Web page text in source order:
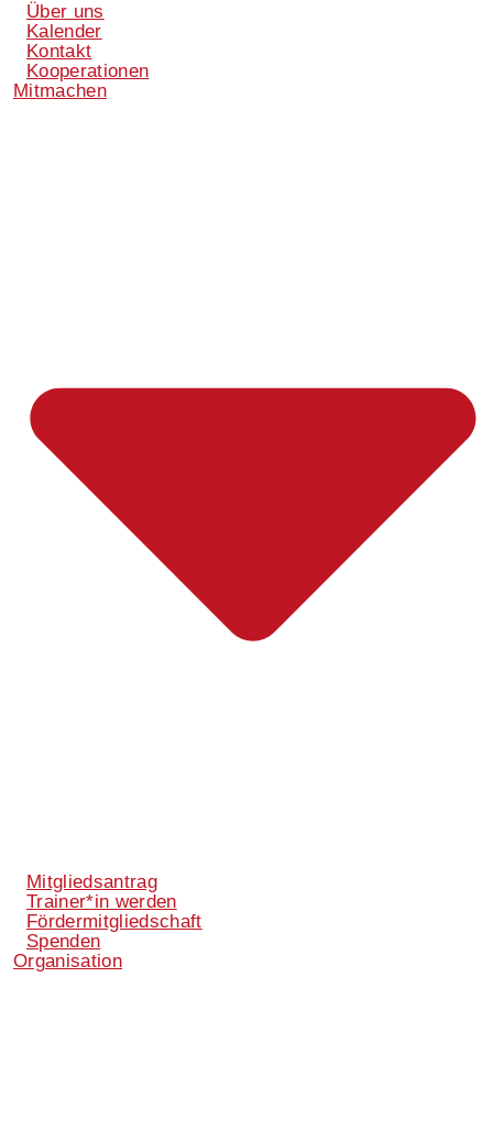
Über uns
Kalender
Kontakt
Kooperationen
Mitmachen
Mitgliedsantrag
Trainer*in werden
Fördermitgliedschaft
Spenden
Organisation